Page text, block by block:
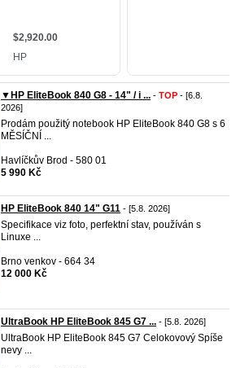
▼HP EliteBook 840 G8 - 14" / i ... - TOP - [6.8.
2026]
Prodám použitý notebook HP EliteBook 840 G8 s 6
MĚSÍČNÍ ...
Havlíčkův Brod - 580 01
5 990 Kč
HP EliteBook 840 14" G11 - [5.8. 2026]
Specifikace viz foto, perfektní stav, používán s
Linuxe ...
Brno venkov - 664 34
12 000 Kč
UltraBook HP EliteBook 845 G7 ... - [5.8. 2026]
UltraBook HP EliteBook 845 G7 Celokovový Spíše
nevy ...